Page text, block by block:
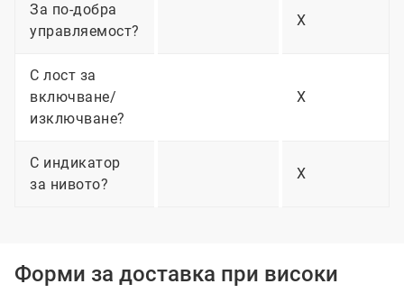
За по-добра
управляемост?
X
С лост за
включване/
изключване?
X
С индикатор
за нивото?
X
Форми за доставка при високи